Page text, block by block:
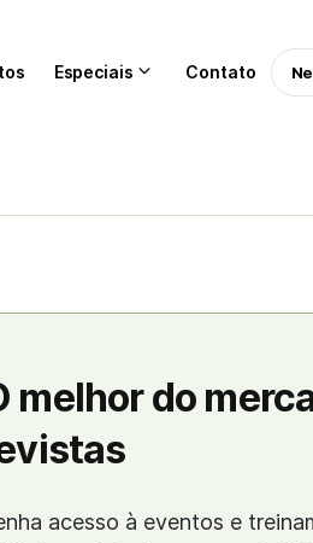
Especiais Contato
melhor do
acesso à eventos e